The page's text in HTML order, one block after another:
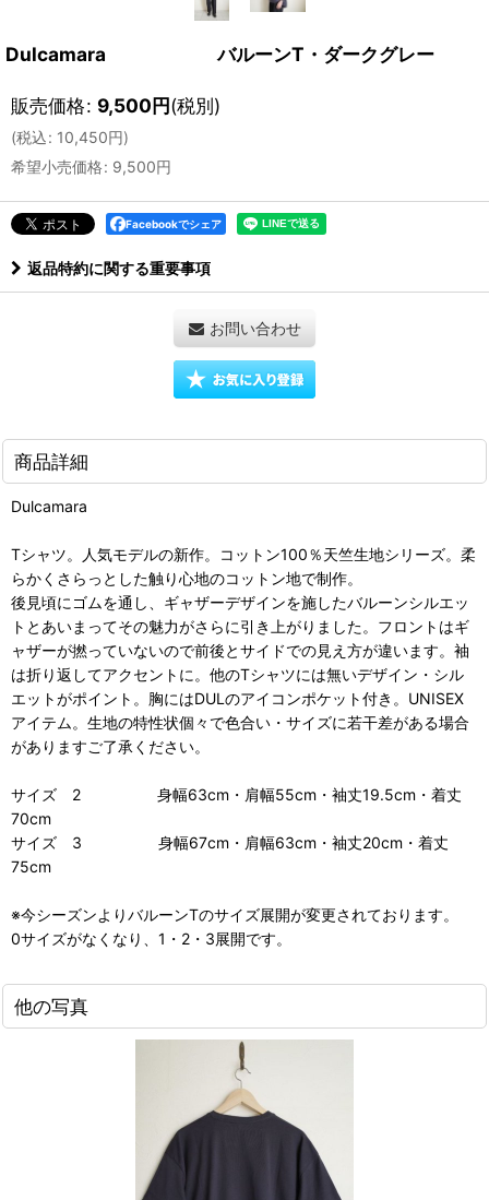
Dulcamara バルーンT・ダークグレー
販売価格: 9,500円(税別)
(税込: 10,450円)
希望小売価格: 9,500円
Facebookでシェア
返品特約に関する重要事項
お問い合わせ
商品詳細
Dulcamara
Tシャツ。人気モデルの新作。コットン100％天竺生地シリーズ。柔
らかくさらっとした触り心地のコットン地で制作。
後見頃にゴムを通し、ギャザーデザインを施したバルーンシルエッ
トとあいまってその魅力がさらに引き上がりました。フロントはギ
ャザーが撚っていないので前後とサイドでの見え方が違います。袖
は折り返してアクセントに。他のTシャツには無いデザイン・シル
エットがポイント。胸にはDULのアイコンポケット付き。UNISEX
アイテム。生地の特性状個々で色合い・サイズに若干差がある場合
がありますご了承ください。
サイズ 2 身幅63cm・肩幅55cm・袖丈19.5cm・着丈
70cm
サイズ 3 身幅67cm・肩幅63cm・袖丈20cm・着丈
75cm
※今シーズンよりバルーンTのサイズ展開が変更されております。
0サイズがなくなり、1・2・3展開です。
他の写真